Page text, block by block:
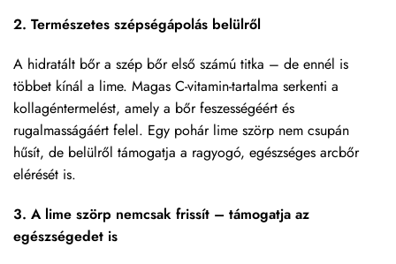
2. Természetes szépségápolás belülről
A hidratált bőr a szép bőr első számú titka – de ennél is
többet kínál a lime. Magas C-vitamin-tartalma serkenti a
kollagéntermelést, amely a bőr feszességéért és
rugalmasságáért felel. Egy pohár lime szörp nem csupán
hűsít, de belülről támogatja a ragyogó, egészséges arcbőr
elérését is.
3. A lime szörp nemcsak frissít – támogatja az
egészségedet is